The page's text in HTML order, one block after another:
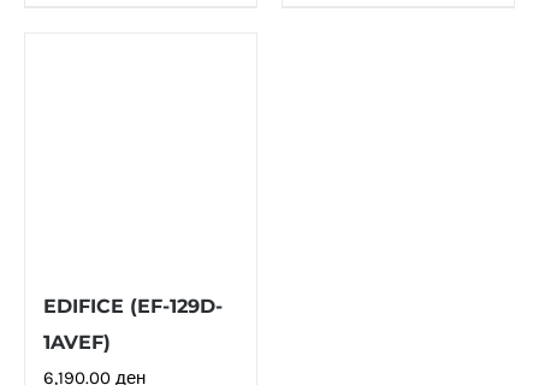
EDIFICE (EF-129D-
1AVEF)
6,190.00 ден